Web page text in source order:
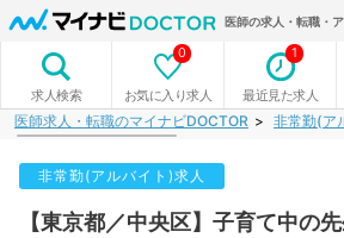
医師の求人・転職・
求人検索 お気に入り求人
0
最近見た求人
1
医師求人・転職のマイナビDOCTOR 非常勤(ア
非常勤(アルバイト)求人
【東京都／中央区】子育て中の